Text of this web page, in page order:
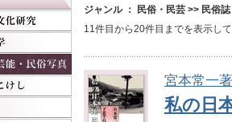
ジャンル ： 民俗・民芸 >> 民俗
11件目から20件目までを表示し
宮本常一
私の日